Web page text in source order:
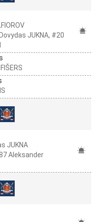
JUKNA, #20
JUKNA
Aleksander